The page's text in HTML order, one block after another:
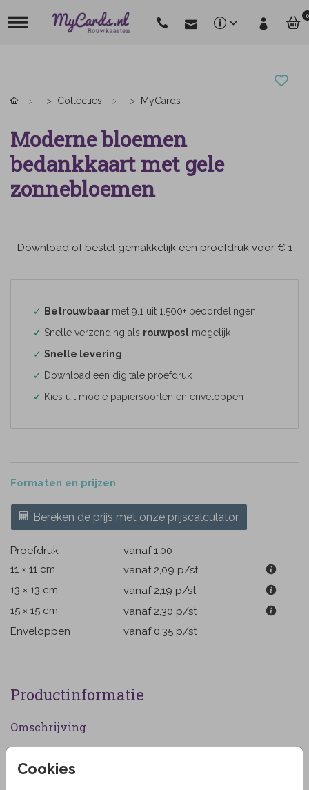
0
Cookies
Collecties MyCards
Moderne bloemen
bedankkaart met gele
zonnebloemen
Download of bestel gemakkelijk een proefdruk voor € 1
✓ Betrouwbaar met 9.1 uit 1.500+ beoordelingen
✓ Snelle verzending als rouwpost mogelijk
✓ Snelle levering
✓ Download een digitale proefdruk
✓ Kies uit mooie papiersoorten en enveloppen
Formaten en prijzen
Bereken de prijs met onze prijscalculator
Proefdruk
vanaf 1,00
11 × 11 cm
vanaf 2,09 p/st
13 × 13 cm
vanaf 2,19 p/st
15 × 15 cm
vanaf 2,30 p/st
Enveloppen
vanaf 0,35 p/st
Productinformatie
Omschrijving
zonnebloemen. (219)